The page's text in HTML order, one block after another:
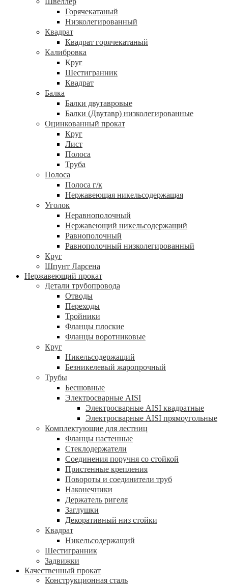
Горячекатаный
Низколегированный
Квадрат
Квадрат горячекатаный
Калибровка
Круг
Шестигранник
Квадрат
Балка
Балки двутавровые
Балки (Двутавр) низколегированные
Оцинкованный прокат
Круг
Лист
Полоса
Труба
Полоса
Полоса г/к
Нержавеющая никельсодержащая
Уголок
Неравнополочный
Нержавеющий никельсодержащий
Равнополочный
Равнополочный низколегированный
Круг
Шпунт Ларсена
Нержавеющий прокат
Детали трубопровода
Отводы
Переходы
Тройники
Фланцы плоские
Фланцы воротниковые
Круг
Никельсодержащий
Безникелевый жаропрочный
Трубы
Бесшовные
Электросварные AISI
Электросварные AISI квадратные
Электросварные AISI прямоугольные
Комплектующие для лестниц
Фланцы настенные
Стеклодержатели
Соединения поручня со стойкой
Пристенные крепления
Повороты и соединители труб
Наконечники
Держатель ригеля
Заглушки
Декоративный низ стойки
Квадрат
Никельсодержащий
Шестигранник
Задвижки
Качественный прокат
Конструкционная сталь